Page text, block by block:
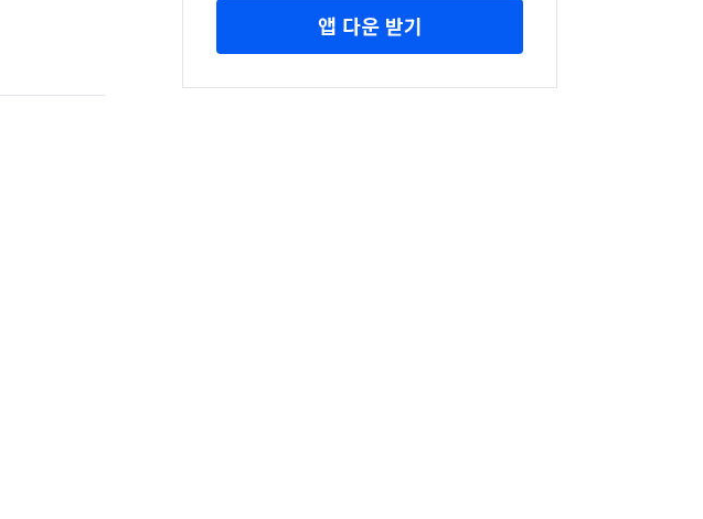
앱 다운 받기